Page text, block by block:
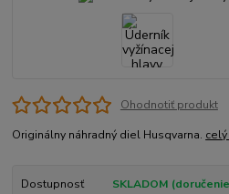
Ohodnotiť produkt
Originálny náhradný diel Husqvarna.
Dostupnosť SKLADOM